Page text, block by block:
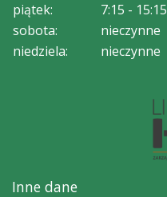
piątek:
7:15 - 15:15
sobota:
nieczynne
niedziela:
nieczynne
Inne dane